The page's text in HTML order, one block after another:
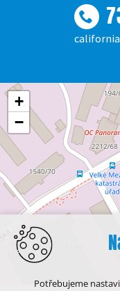
+
−
Potřebujeme